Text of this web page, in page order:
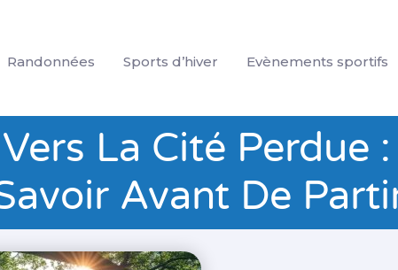
Randonnées Sports d’hiver Evènements sportifs
La Cité Perdue
Avant De